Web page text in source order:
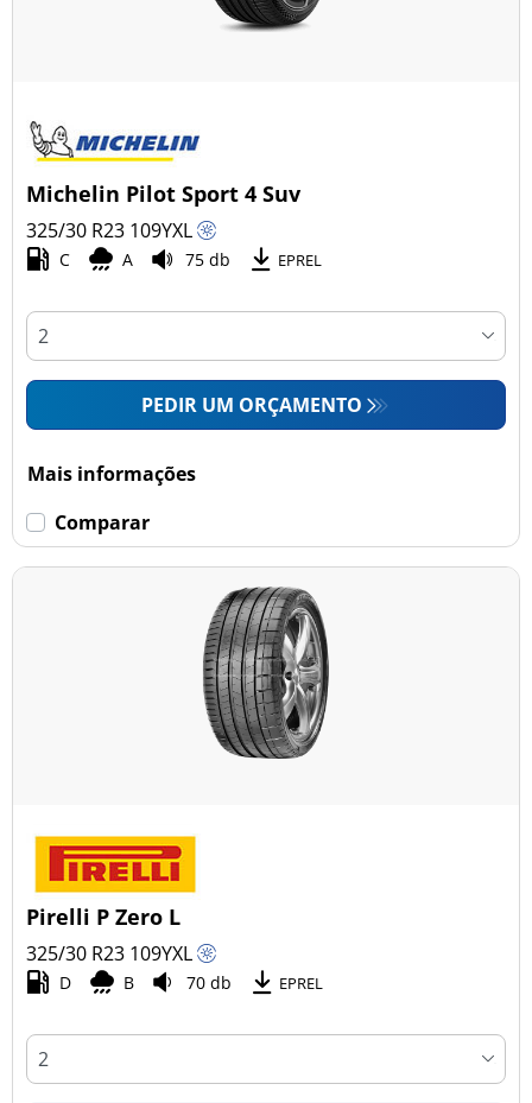
Michelin Pilot Sport 4 Suv
325/30 R23 109YXL
C A 75 db EPREL
PEDIR UM ORÇAMENTO
Mais informações
Comparar
Pirelli P Zero L
325/30 R23 109YXL
D B 70 db EPREL